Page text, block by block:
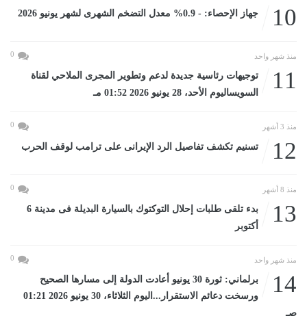
10 جهاز الإحصاء: - 0.9% معدل التضخم الشهرى لشهر يونيو 2026
منذ شهر واحد 0
11
توجيهات رئاسية جديدة لدعم وتطوير المجرى الملاحي لقناة
السويساليوم الأحد، 28 يونيو 2026 01:52 مـ
منذ 3 أشهر 0
12 تسنيم تكشف تفاصيل الرد الإيرانى على ترامب لوقف الحرب
منذ 8 أشهر 0
13
بدء تلقى طلبات إحلال التوكتوك بالسيارة البديلة فى مدينة 6
أكتوبر
منذ شهر واحد 0
14
برلماني: ثورة 30 يونيو أعادت الدولة إلى مسارها الصحيح
ورسخت دعائم الاستقرار...اليوم الثلاثاء، 30 يونيو 2026 01:21
صـ